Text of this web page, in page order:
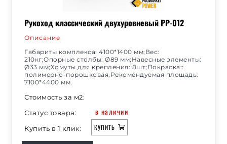
Рукоход классический двухуровневый РР-012
Описание
Габариты комплекса: 4100*1400 мм;Вес:
210кг;Опорные столбы: Ø89 мм;Навесные элементы:
Ø33 мм;Хомуты для крепления: 8шт;Покраска::
полимерно-порошковая;Рекомендуемая площадь:
7100*4400 мм.
Стоимость за м2:
Статус товара:
в наличии
Купить в 1 клик: КУПИТЬ